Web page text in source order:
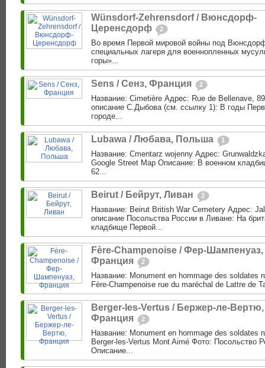
Wünsdorf-Zehrensdorf / Вюнсдорф-
Церенсдорф
2
Во время Первой мировой войны под
специальных лагеря для военнопленных
горы»...
Sens / Сенз, Франция 2
Название: Cimetière Адрес: Rue de Bellenave,
описание С.Дыбова (см. ссылку 1): В годы
городе...
Lubawa / Любава, Польша 1
Название: Cmentarz wojenny Адрес:
Google Street Map Описание: В военном
62...
Beirut / Бейрут, Ливан 2
Название: Beirut British War Cemetery Адрес:
описание Посольства России в Ливане: На
кладбище Первой...
Fère-Champenoise / Фер-Шампенуаз,
Франция
2
Название: Monument en hommage des soldates
Fère-Champenoise rue du maréchal de Lattre de
Berger-les-Vertus / Бержер-ле-Вертю,
Франция
2
Название: Monument en hommage des soldates
Berger-les-Vertus Mont Aimé Фото: Посольство
Описание...